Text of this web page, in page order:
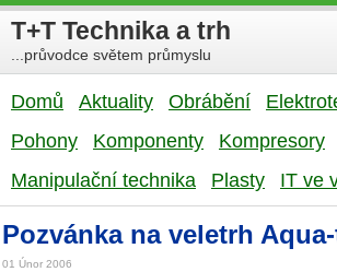
T+T Technika a trh
...průvodce světem průmyslu
Domů Aktuality Obrábění
Pohony
Komponenty Kompresory
Manipulační technika
Plasty IT ve
Pozvánka na veletrh
01 Únor 2006